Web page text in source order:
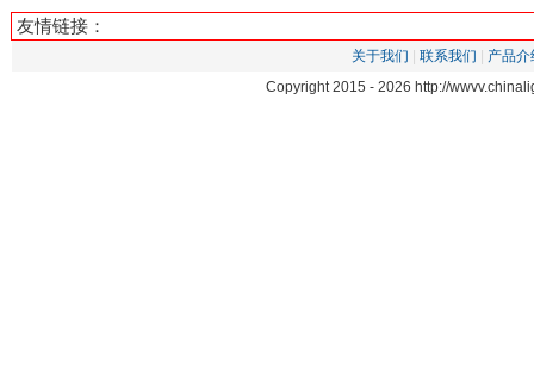
友情链接：
关于我们 联系我们
产品介
Copyright 2015 - 2026 http://